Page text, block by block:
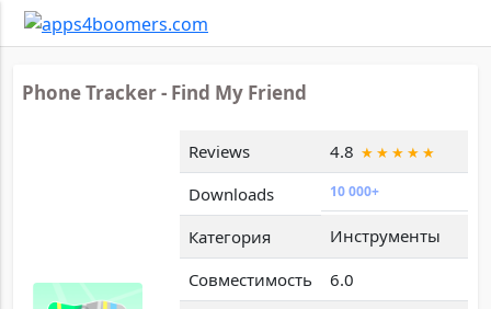
Phone Tracker - Find My Friend
Reviews
4.8
Downloads
10 000+
Категория
Инструменты
Совместимость
6.0